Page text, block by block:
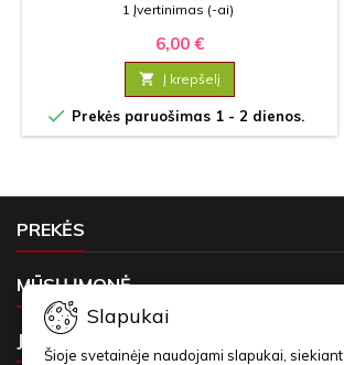
1 Įvertinimas (-ai)
6,00 €
 Į krepšelį
 Prekės paruošimas 1 - 2 dienos.
PREKĖS
MŪSŲ ĮMONĖ
JŪSŲ PASKYRA
Slapukai
Šioje svetainėje naudojami slapukai, siekiant